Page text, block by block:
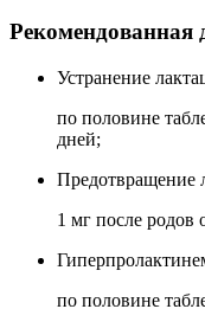
Рекомендованная
Устранение
по половине
дней;
Предотвращение
1 мг после родов
по половине